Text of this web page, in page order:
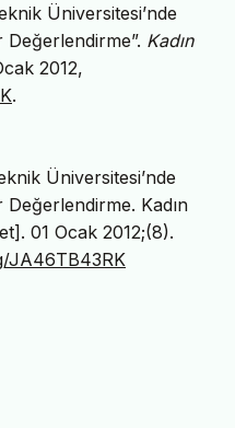
Üniversitesi’nde
Kadın
2012,
.
Üniversitesi’nde
Kadın
01 Ocak 2012;(8).
JA46TB43RK